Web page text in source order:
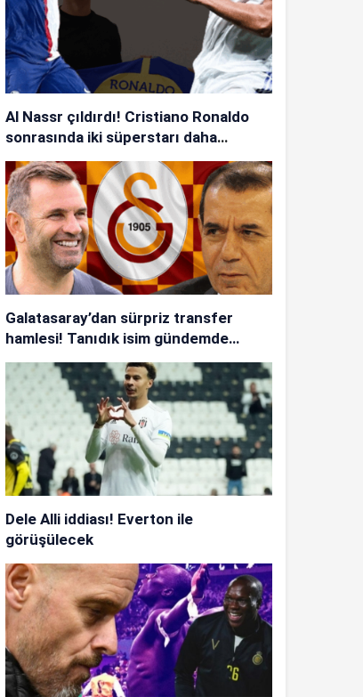
Al Nassr çıldırdı! Cristiano Ronaldo
sonrasında iki süperstarı daha
istiyorlar…
Galatasaray’dan sürpriz transfer
hamlesi! Tanıdık isim gündemde…
Dele Alli iddiası! Everton ile
görüşülecek